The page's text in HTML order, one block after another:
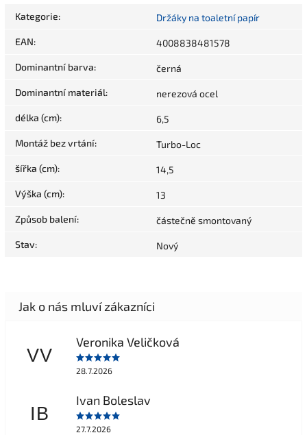
Kategorie: Držáky na toaletní papír
EAN: 4008838481578
Dominantní barva: černá
Dominantní materiál: nerezová ocel
délka (cm): 6,5
Montáž bez vrtání: Turbo-Loc
šířka (cm): 14,5
Výška (cm): 13
Způsob balení: částečně smontovaný
Stav: Nový
VV
Veronika Veličková
28.7.2026
IB
Ivan Boleslav
27.7.2026